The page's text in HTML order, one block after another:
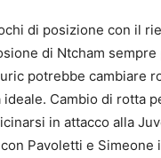
di posizione con il
di Ntcham
potrebbe cambiare
Cambio di rotta
in attacco alla
Pavoletti e Simeone